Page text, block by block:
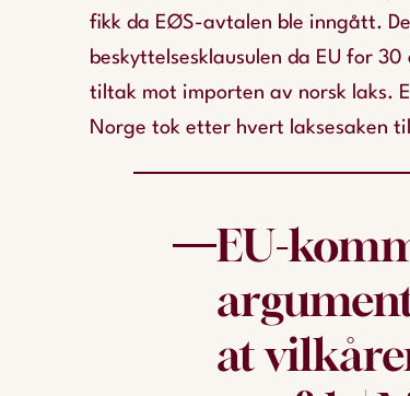
fikk da EØS-avtalen ble inngått.
beskyttelsesklausulen da EU for
tiltak mot importen av norsk laks.
Norge tok etter hvert laksesaken
EU-
at